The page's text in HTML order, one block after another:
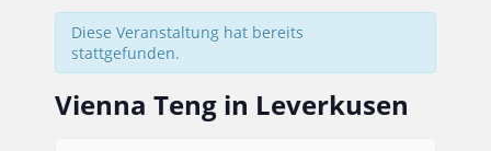
Diese Veranstaltung hat bereits
stattgefunden.
Vienna Teng in Leverkusen